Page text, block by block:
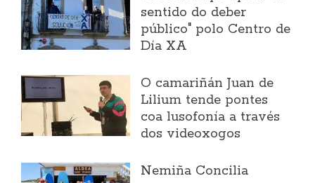
sentido do deber
público" polo Centro de
Día XA
O camariñán Juan de
Lilium tende pontes
coa lusofonía a través
dos videoxogos
Nemiña Concilia